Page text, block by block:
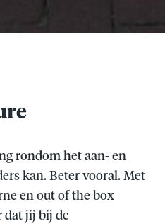
rondom het aan- en
kan. Beter vooral. Met
en out of the box
dat jij bij de